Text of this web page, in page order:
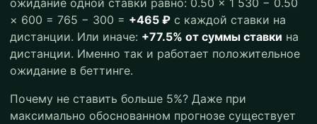
ожидание одной ставки равно: 0.50 × 1 530 − 0.50
× 600 = 765 − 300 = +465 ₽ с каждой ставки на
дистанции. Или иначе: +77.5% от суммы ставки на
дистанции. Именно так и работает положительное
ожидание в беттинге.
Почему не ставить больше 5%? Даже при
максимально обоснованном прогнозе существует